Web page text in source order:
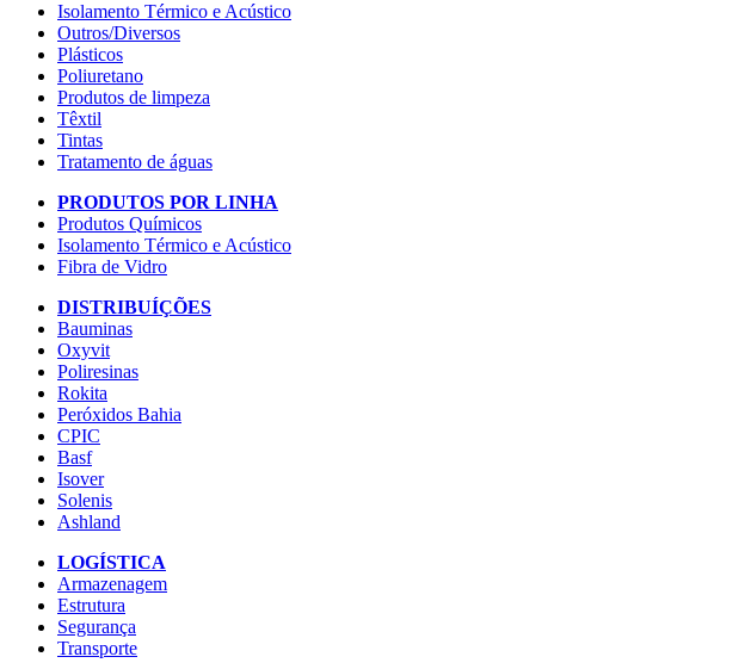
Isolamento Térmico e Acústico
Outros/Diversos
Plásticos
Poliuretano
Produtos de limpeza
Têxtil
Tintas
Tratamento de águas
PRODUTOS POR LINHA
Produtos Químicos
Isolamento Térmico e Acústico
Fibra de Vidro
DISTRIBUÍÇÕES
Bauminas
Oxyvit
Poliresinas
Rokita
Peróxidos Bahia
CPIC
Basf
Isover
Solenis
Ashland
LOGÍSTICA
Armazenagem
Estrutura
Segurança
Transporte